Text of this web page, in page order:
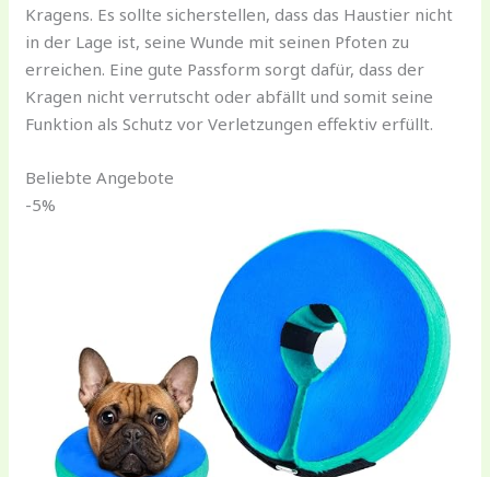
Kragens. Es sollte sicherstellen, dass das Haustier nicht
in der Lage ist, seine Wunde mit seinen Pfoten zu
erreichen. Eine gute Passform sorgt dafür, dass der
Kragen nicht verrutscht oder abfällt und somit seine
Funktion als Schutz vor Verletzungen effektiv erfüllt.
Beliebte Angebote
-5%